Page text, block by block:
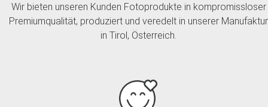
Wir bieten unseren Kunden Fotoprodukte in kompromissloser
Premiumqualität, produziert und veredelt in unserer Manufaktur
in Tirol, Österreich.